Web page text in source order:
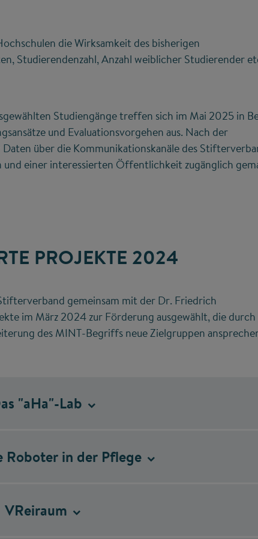
die Wirksamkeit des bisherigen
Studierendenzahl, Anzahl weiblicher Studierender
Studiengänge treffen sich im Mai 2025 in
und Evaluationsvorgehen aus. Nach der
über die Kommunikationskanäle des
einer interessierten Öffentlichkeit zugänglich
PROJEKTE 2024
gemeinsam mit der Dr. Friedrich
im März 2024 zur Förderung ausgewählt, die durch
des MINT-Begriffs neue Zielgruppen
"aHa"-Lab
Roboter in der Pflege
VReiraum